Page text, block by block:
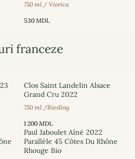
750 ml / Viorica
530 MDL
franceze
Clos Saint Landelin Alsace
Grand Cru 2022
750 ml /Riesling
1 200 MDL
Paul Jaboulet Aîné 2022
Parallèle 45 Côtes Du Rhône
Rhouge Bio